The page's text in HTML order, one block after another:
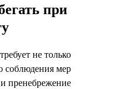
при
не только
соблюдения мер
пренебрежение